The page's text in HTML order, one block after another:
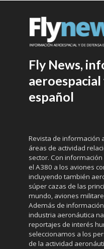
Fly News,
español
Revista de información
áreas de actividad
sector. Con
el A380 a los aviones
incluyendo también
súper cazas de las
mundo, aviones
Además de
industria aeronáutica
reportajes de interés
seleccionamos a los
de la actividad